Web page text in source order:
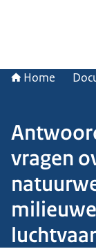
Home
vragen